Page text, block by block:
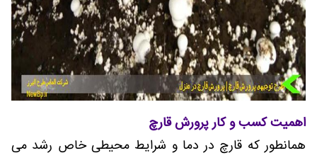
اهمیت کسب و کار پرورش قارچ
همانطور که قارچ در دما و شرایط محیطی خاص رشد می